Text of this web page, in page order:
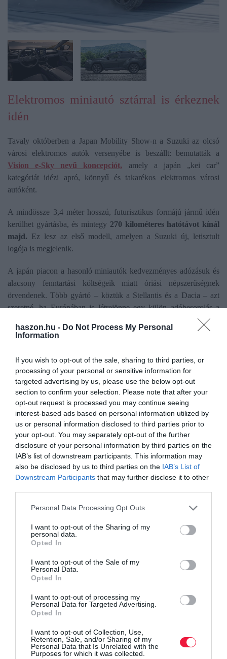
haszon.hu - Do Not Process My Personal
Information
If you wish to opt-out of the sale, sharing to third parties, or
processing of your personal or sensitive information for
targeted advertising by us, please use the below opt-out
section to confirm your selection. Please note that after your
opt-out request is processed you may continue seeing
interest-based ads based on personal information utilized by
us or personal information disclosed to third parties prior to
your opt-out. You may separately opt-out of the further
disclosure of your personal information by third parties on the
IAB’s list of downstream participants. This information may
also be disclosed by us to third parties on the IAB’s List of
Downstream Participants that may further disclose it to other
Please note that this website/app uses one or more Google
not limited to your visit or usage behaviour. You may click to
grant or deny consent to Google and its third-party tags to
use your data for below specified purposes in below Google
consent section.
Personal Data Processing Opt Outs
I want to opt-out of the Sharing of my
personal data.
Opted In
I want to opt-out of the Sale of my
Personal Data.
Opted In
I want to opt-out of processing my
Personal Data for Targeted Advertising.
Opted In
I want to opt-out of Collection, Use,
Retention, Sale, and/or Sharing of my
Personal Data that Is Unrelated with the
Purposes for which it was collected.
Elektromos miniautó sztárral is érkeznek
idén
Tavaly októberben a Japan Mobility Show-n a Suzuki az olcsó
városi elektromos autók versenyébe is beszállt: bemutatták a
Vision e-Sky nevű koncepciót, amely a japán „kei car”
kategóriát idézi apró, könnyű és takarékos elektromos városi
autóként.
A mindössze 3,4 méter hosszú, futurisztikus formájú jármű idén
kerülhet gyártásba, és mintegy 270 kilométeres hatótávot kínál
majd. Ez lesz az első modell, amelyen a Suzuki új, letisztult
logója is megjelenik.
A japán piacon a hasonló miniautók kedvezményes adózásuk és
alacsony fenntartási költségeik miatt óriási népszerűségnek
örvendenek. Több gyártó – köztük a Stellantis és a Dacia – azt
szeretné, ha Európában is létrejönne egy külön adóbesorolás a
háromméteresnél rövidebb, kis teljesítményű villanyautókra. Ez
jelentősen csökkentené a belépőszintű elektromos modellek árát,
Ez is érdekelhet!Ilyen árakkal nyit itthon az
elektromos Suzuki Vitara
Olvasd el ezt is!
Megjött az új Toyota RAV4: ezt tudja, ennyi az
indulóár
új autó suzuki suzuki across árak